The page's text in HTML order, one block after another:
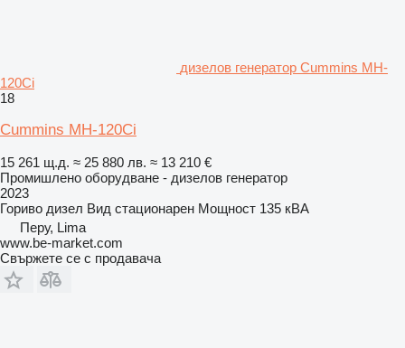
дизелов генератор Cummins MH-
120Ci
18
Cummins MH-120Ci
15 261 щ.д. ≈ 25 880 лв. ≈ 13 210 €
Промишлено оборудване - дизелов генератор
2023
Гориво дизел Вид стационарен Мощност 135 кВА
Перу, Lima
www.be-market.com
Свържете се с продавача